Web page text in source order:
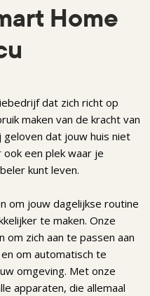
Home
dat zich richt op
maken van de kracht van
dat jouw huis niet
een plek waar je
kunt leven.
om jouw dagelijkse routine
te maken. Onze
zich aan te passen aan
om automatisch te
omgeving. Met onze
apparaten, die allemaal